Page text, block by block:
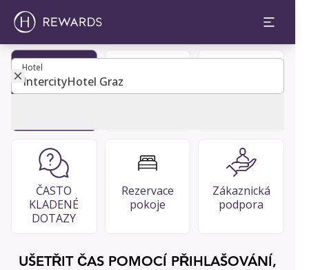
Hotel
Hotel
ČASTO
KLADENÉ
DOTAZY
Rezervace
pokoje
Zákaznická
podpora
UŠETŘIT ČAS POMOCÍ PŘIHLAŠOVÁNÍ,